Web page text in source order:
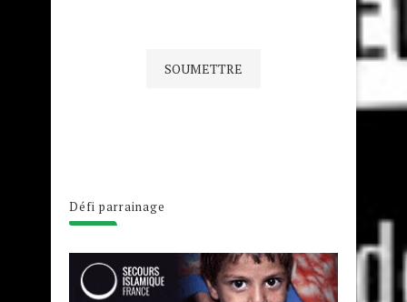
Défi parrainage